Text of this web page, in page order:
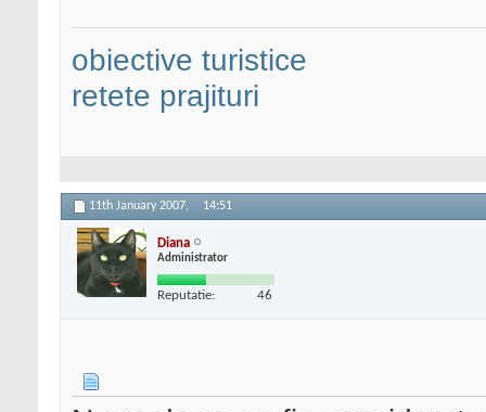
obiective turistice
retete prajituri
11th January 2007, 14:51
Diana
Administrator
Reputatie: 46